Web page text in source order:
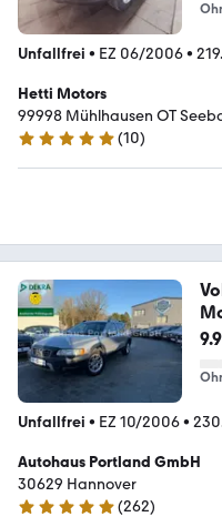
Unfallfrei • EZ 06/2006•
Hetti Motors
99998 Mühlhausen OT
5 Sterne
(10)
Unfallfrei • EZ 10/2006•
Autohaus Portland GmbH
30629 Hannover
4.8 Sterne
(262)